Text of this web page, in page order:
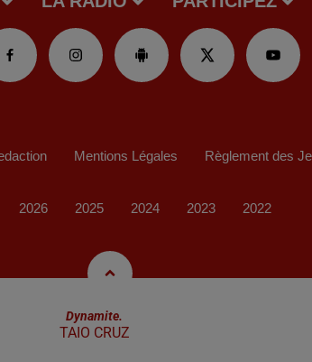
Dynamite.
TAIO CRUZ
Mentions Légales Règlement des
2026 2025 2024 2023 2022